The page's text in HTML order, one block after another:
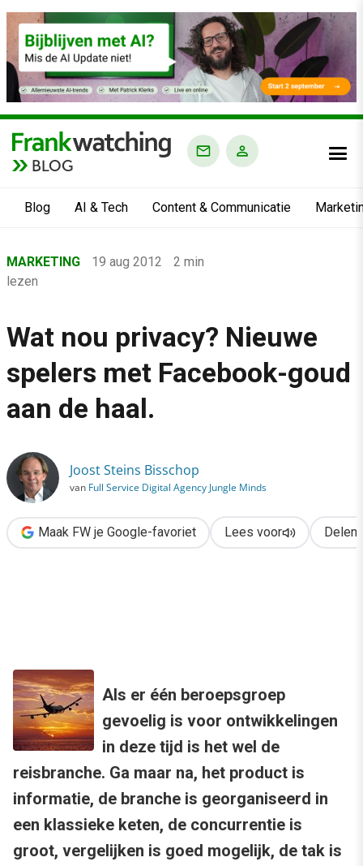
BLOG
Blog AI & Tech Content & Communicatie
›
Marketing
›
Wat nou privacy? Nieuwe spelers met Facebook-goud aan de
MARKETING 19 aug 2012
2 min
lezen
Wat nou privacy? Nieuwe
spelers met Facebook-goud
aan de haal.
Joost Steins Bisschop
van Full Service Digital Agency Jungle Minds
Maak FW je Google-favoriet Lees voor Delen
Als er één beroepsgroep
gevoelig is voor ontwikkelingen
in deze tijd is het wel de
reisbranche. Ga maar na, het product is
informatie, de branche is georganiseerd in
een klassieke keten, de concurrentie is
groot, vergelijken is goed mogelijk, de tak is